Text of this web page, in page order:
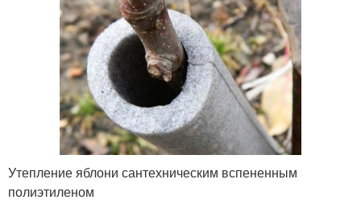
Утепление яблони сантехническим вспененным
полиэтиленом